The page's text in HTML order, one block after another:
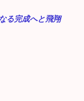
る完成へと飛翔